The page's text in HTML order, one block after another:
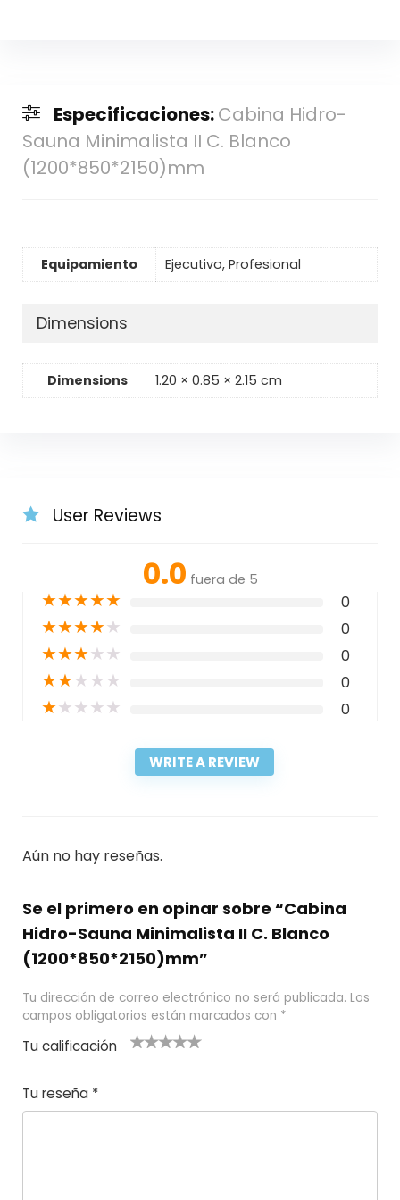
Especificaciones:Cabina Hidro-
Sauna Minimalista II C. Blanco
(1200*850*2150)mm
Equipamiento Ejecutivo, Profesional
Dimensions
Dimensions 1.20 × 0.85 × 2.15 cm
User Reviews
0.0 fuera de 5
★★★★★ 0
★★★★★ 0
★★★★★ 0
★★★★★ 0
★★★★★ 0
WRITE A REVIEW
Aún no hay reseñas.
Se el primero en opinar sobre “Cabina
Hidro-Sauna Minimalista II C. Blanco
(1200*850*2150)mm”
Tu dirección de correo electrónico no será publicada. Los
campos obligatorios están marcados con *
Tu calificación
e
5
las
s
Tu reseña *